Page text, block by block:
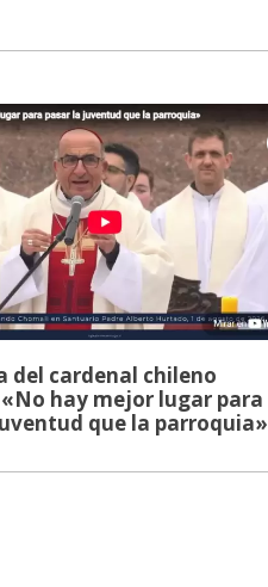
del cardenal chileno
hay mejor lugar para
que la parroquia»